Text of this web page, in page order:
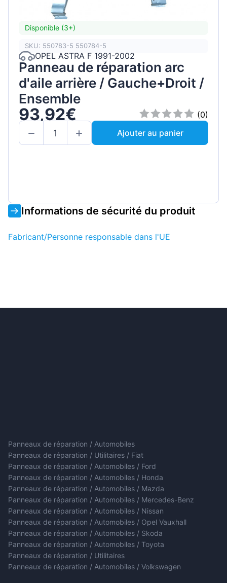
Disponible (3+)
SKU: 550783-5 550784-5
OPEL ASTRA F 1991-2002
Panneau de réparation arc
d'aile arrière / Gauche+Droit /
Ensemble
93,92€
(0)
Ajouter au panier
Informations de sécurité du produit
Fabricant/Personne responsable dans l'UE
Panneaux de réparation / Automobiles
Panneaux de réparation / Utilitaires / Fiat
Panneaux de réparation / Automobiles / Ford
Panneaux de réparation / Automobiles / Honda
Panneaux de réparation / Automobiles / Mazda
Panneaux de réparation / Automobiles / Mercedes-Benz
Panneaux de réparation / Automobiles / Nissan
Panneaux de réparation / Automobiles / Opel Vauxhall
Panneaux de réparation / Automobiles / Skoda
Panneaux de réparation / Automobiles / Toyota
Panneaux de réparation / Utilitaires
Panneaux de réparation / Automobiles / Volkswagen